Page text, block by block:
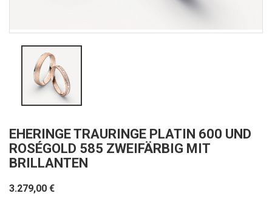
EHERINGE TRAURINGE PLATIN 600 UND
ROSÉGOLD 585 ZWEIFÄRBIG MIT
BRILLANTEN
3.279,00 €